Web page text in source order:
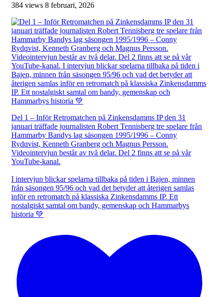
384 views 8 februari, 2026
Del 1 – Inför Retromatchen på Zinkensdamms IP den 31
januari träffade journalisten Robert Tennisberg tre spelare från
Hammarby Bandys lag säsongen 1995/1996 – Conny
Rydqvist, Kenneth Granberg och Magnus Persson.
Videointervjun består av två delar. Del 2 finns att se på vår
YouTube-kanal.
I intervjun blickar spelarna tillbaka på tiden i Bajen, minnen
från säsongen 95/96 och vad det betyder att återigen samlas
inför en retromatch på klassiska Zinkensdamms IP. Ett
nostalgiskt samtal om bandy, gemenskap och Hammarbys
historia 💚